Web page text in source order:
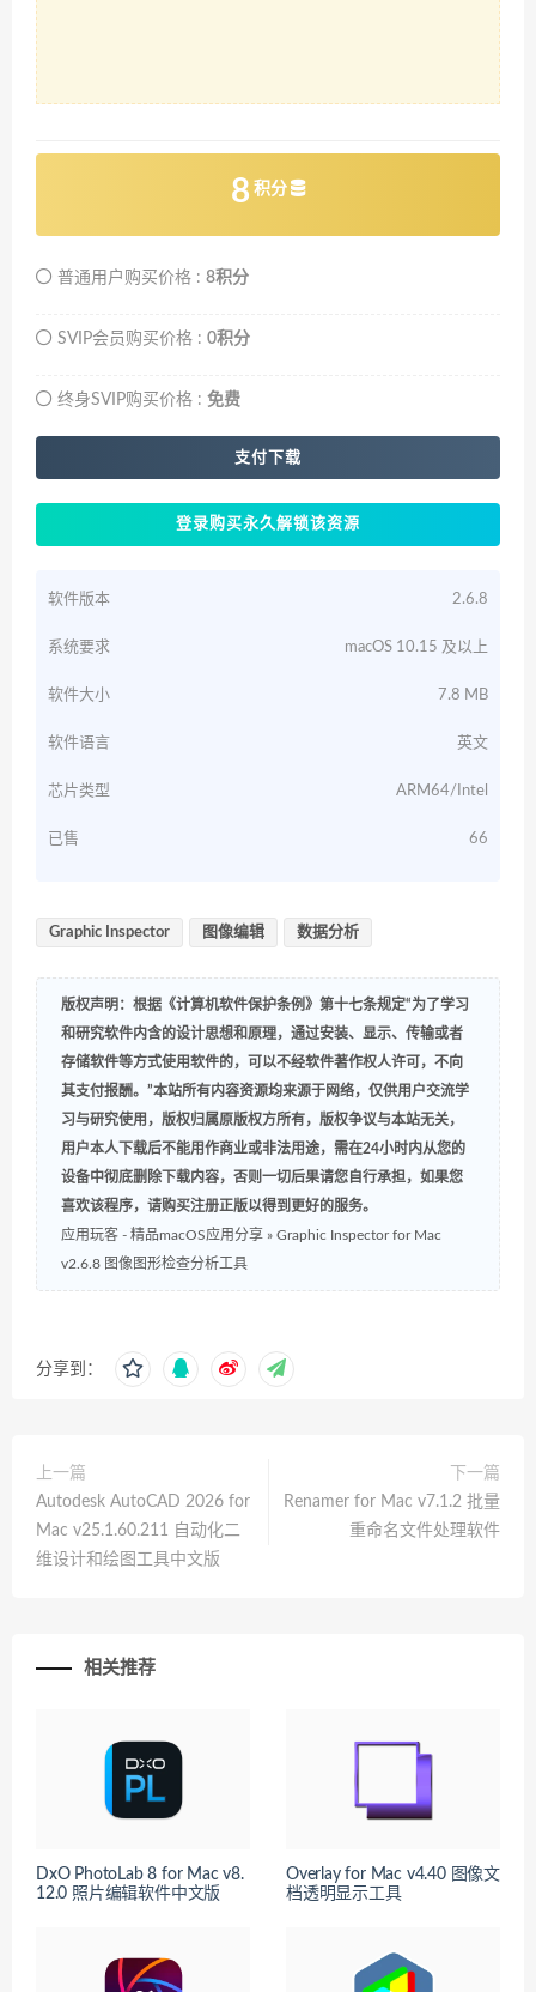
8 积分
普通用户购买价格 : 8积分
SVIP会员购买价格 : 0积分
终身SVIP购买价格 : 免费
支付下载
登录购买永久解锁该资源
软件版本 2.6.8
系统要求 macOS 10.15 及以上
软件大小 7.8 MB
软件语言 英文
芯片类型 ARM64/Intel
已售 66
Graphic Inspector 图像编辑 数据分析
版权声明：根据《计算机软件保护条例》第十七条规定“为了学习
和研究软件内含的设计思想和原理，通过安装、显示、传输或者
存储软件等方式使用软件的，可以不经软件著作权人许可，不向
其支付报酬。”本站所有内容资源均来源于网络，仅供用户交流学
习与研究使用，版权归属原版权方所有，版权争议与本站无关，
用户本人下载后不能用作商业或非法用途，需在24小时内从您的
设备中彻底删除下载内容，否则一切后果请您自行承担，如果您
喜欢该程序，请购买注册正版以得到更好的服务。
应用玩客 - 精品macOS应用分享 » Graphic Inspector for Mac
v2.6.8 图像图形检查分析工具
分享到：
上一篇
Autodesk AutoCAD 2026 for
Mac v25.1.60.211 自动化二
维设计和绘图工具中文版
下一篇
Renamer for Mac v7.1.2 批量
重命名文件处理软件
相关推荐
DxO PhotoLab 8 for Mac v8.
12.0 照片编辑软件中文版
Overlay for Mac v4.40 图像文
档透明显示工具